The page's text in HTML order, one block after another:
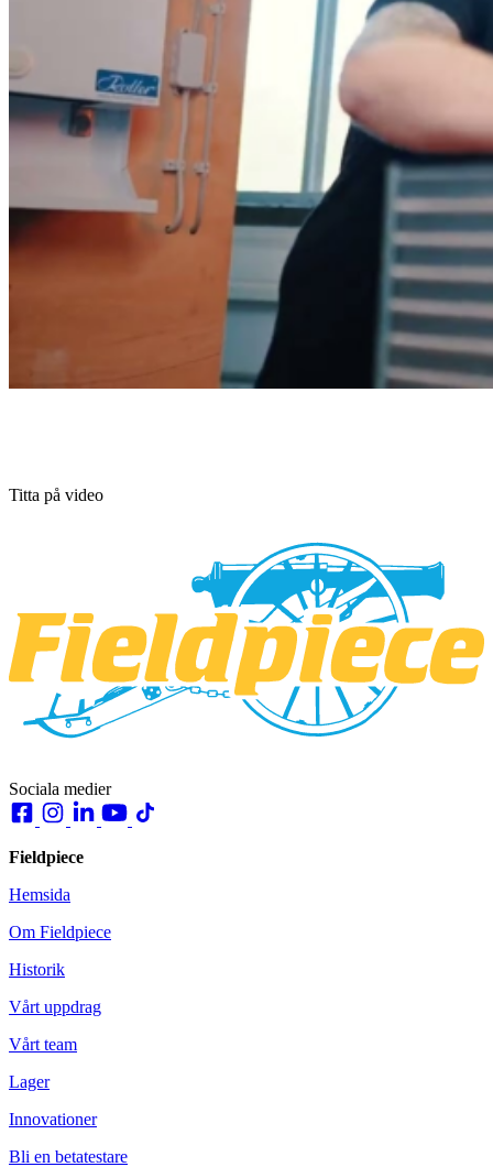
Titta på video
Sociala medier
Fieldpiece
Hemsida
Om Fieldpiece
Historik
Vårt uppdrag
Vårt team
Lager
Innovationer
Bli en betatestare